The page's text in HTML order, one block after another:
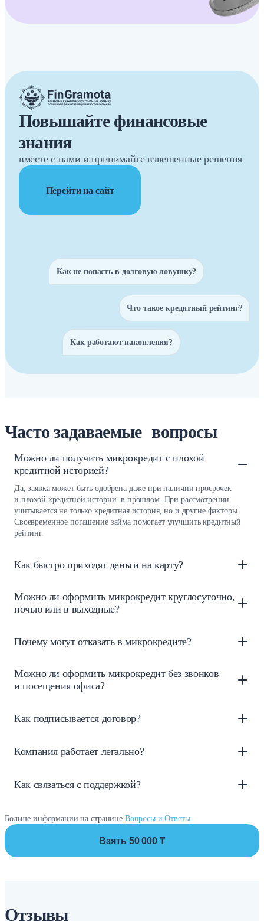
Повышайте финансовые
знания
вместе с нами и принимайте взвешенные решения
Перейти на сайт
Как не попасть в долговую ловушку?
Что такое кредитный рейтинг?
Как работают накопления?
Часто задаваемые вопросы
Можно ли получить микрокредит с плохой
кредитной историей?
Да, заявка может быть одобрена даже при наличии просрочек
и плохой кредитной истории в прошлом. При рассмотрении
учитывается не только кредитная история, но и другие факторы.
Своевременное погашение займа помогает улучшить кредитный
рейтинг.
Как быстро приходят деньги на карту?
Можно ли оформить микрокредит круглосуточно,
ночью или в выходные?
Почему могут отказать в микрокредите?
Можно ли оформить микрокредит без звонков
и посещения офиса?
Как подписывается договор?
Компания работает легально?
Как связаться с поддержкой?
Больше информации на странице Вопросы и Ответы
Взять 50 000 ₸
Отзывы